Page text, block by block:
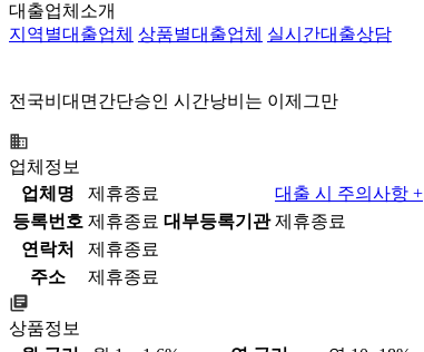
대출업체소개
지역별대출업체 상품별대출업체 실시간대출상담
전국비대면간단승인 시간낭비는 이제그만
업체정보
업체명
제휴종료
대출 시 주의사항 +
등록번호 제휴종료 대부등록기관 제휴종료
연락처
제휴종료
주소
제휴종료
상품정보